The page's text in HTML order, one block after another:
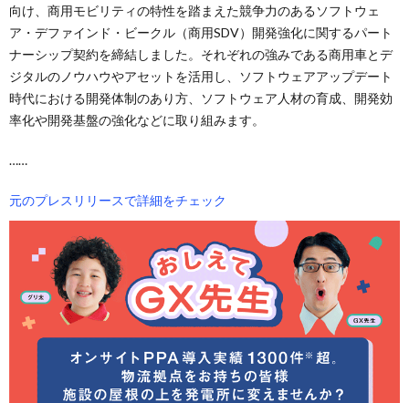
向け、商用モビリティの特性を踏まえた競争力のあるソフトウェ
ア・デファインド・ビークル（商用SDV）開発強化に関するパート
ナーシップ契約を締結しました。それぞれの強みである商用車とデ
ジタルのノウハウやアセットを活用し、ソフトウェアアップデート
時代における開発体制のあり方、ソフトウェア人材の育成、開発効
率化や開発基盤の強化などに取り組みます。
……
元のプレスリリースで詳細をチェック